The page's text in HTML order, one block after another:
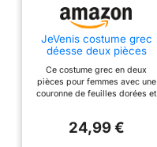
JeVenis costume grec
déesse deux pièces
feuilles
Ce costume grec en deux
pièces pour femmes avec une
couronne de feuilles dorées et
antique La couronne de feuilles
24,99 €